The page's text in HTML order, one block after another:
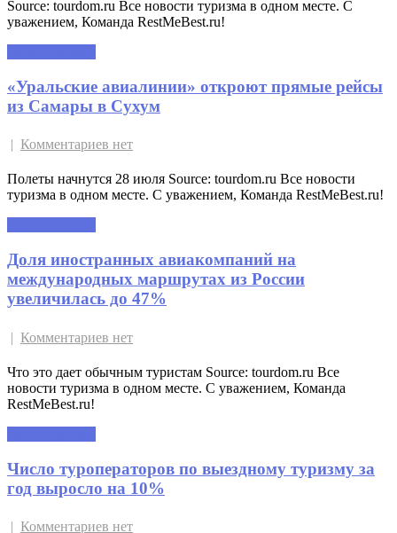
Source: tourdom.ru Все новости туризма в одном месте. С
уважением, Команда RestMeBest.ru!
«Уральские авиалинии» откроют прямые рейсы
из Самары в Сухум
Комментариев нет
Полеты начнутся 28 июля Source: tourdom.ru Все новости
туризма в одном месте. С уважением, Команда RestMeBest.ru!
Доля иностранных авиакомпаний на
международных маршрутах из России
увеличилась до 47%
| Комментариев нет
Что это дает обычным туристам Source: tourdom.ru Все
новости туризма в одном месте. С уважением, Команда
RestMeBest.ru!
Число туроператоров по выездному туризму за
год выросло на 10%
| Комментариев нет